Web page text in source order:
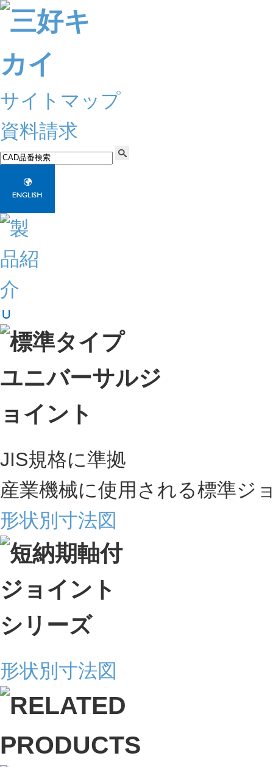
サイトマップ
資料請求
JIS規格に準拠
産業機械に使用される標準ジ
形状別寸法図
形状別寸法図